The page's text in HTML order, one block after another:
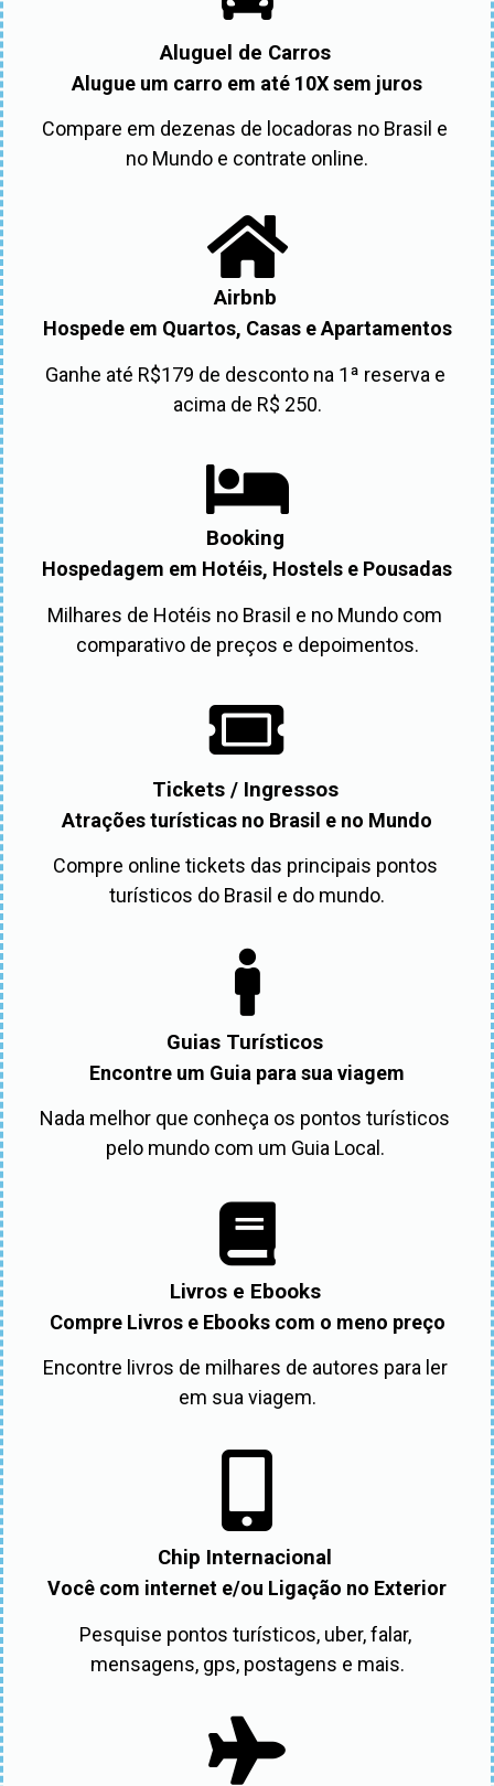
Aluguel de Carros
Alugue um carro em até 10X sem juros
Compare em dezenas de locadoras no Brasil e
no Mundo e contrate online.
Airbnb
Hospede em Quartos, Casas e Apartamentos
Ganhe até R$179 de desconto na 1ª reserva e
acima de R$ 250.
Booking
Hospedagem em Hotéis, Hostels e Pousadas
Milhares de Hotéis no Brasil e no Mundo com
comparativo de preços e depoimentos.
Tickets / Ingressos
Atrações turísticas no Brasil e no Mundo
Compre online tickets das principais pontos
turísticos do Brasil e do mundo.
Guias Turísticos
Encontre um Guia para sua viagem
Nada melhor que conheça os pontos turísticos
pelo mundo com um Guia Local.
Livros e Ebooks
Compre Livros e Ebooks com o meno preço
Encontre livros de milhares de autores para ler
em sua viagem.
Chip Internacional
Você com internet e/ou Ligação no Exterior
Pesquise pontos turísticos, uber, falar,
mensagens, gps, postagens e mais.